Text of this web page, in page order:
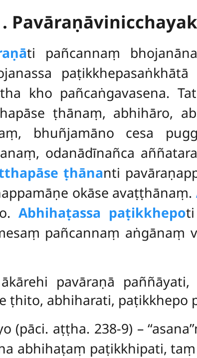
ti pañcannaṃ
kho pañcaṅgavasena.
ṭhānaṃ, abhihāro,
bhuñjamāno cesa
odanādīnañca
ṭhānanti
okāse avaṭṭhānaṃ.
Abhihaṭassa paṭikkhepoti
pañcannaṃ aṅgānaṃ
ākārehi pavāraṇā
ṭhito, abhiharati, paṭikkhepo
(pāci. aṭṭha. 238-9) –
abhihaṭaṃ paṭikkhipati,